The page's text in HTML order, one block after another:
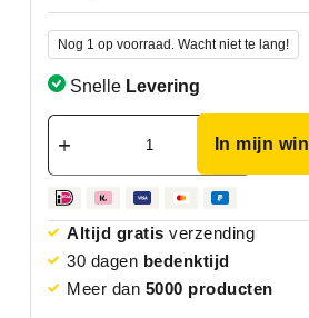
Nog 1 op voorraad. Wacht niet te lang!
Snelle Levering
In mijn
Altijd gratis verzending
30 dagen bedenktijd
Meer dan 5000 producten